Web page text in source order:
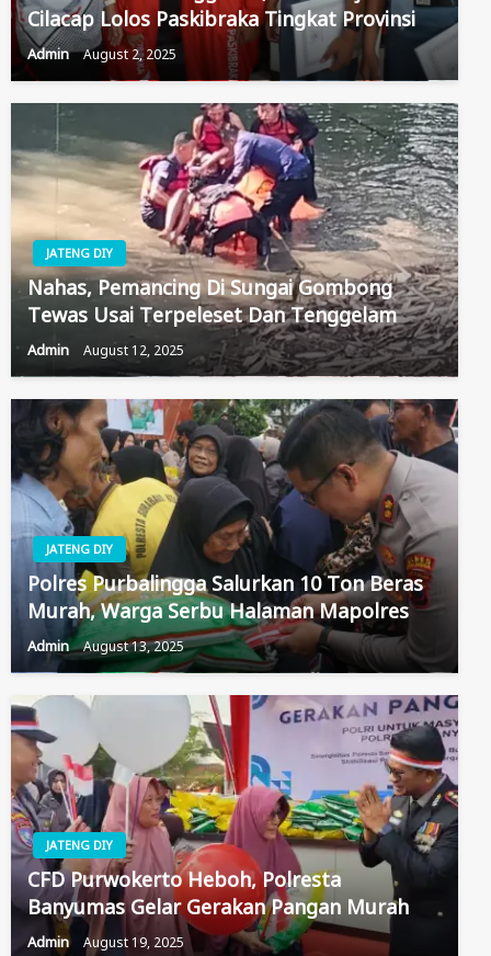
Cilacap Lolos Paskibraka Tingkat Provinsi
Admin August 2, 2025
JATENG DIY
Nahas, Pemancing Di Sungai Gombong
Tewas Usai Terpeleset Dan Tenggelam
Admin August 12, 2025
JATENG DIY
Polres Purbalingga Salurkan 10 Ton Beras
Murah, Warga Serbu Halaman Mapolres
Admin August 13, 2025
JATENG DIY
CFD Purwokerto Heboh, Polresta
Banyumas Gelar Gerakan Pangan Murah
Admin August 19, 2025